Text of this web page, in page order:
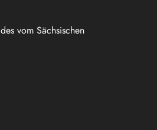
vom Sächsischen